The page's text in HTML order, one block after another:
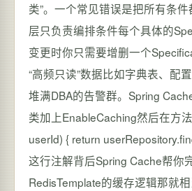
类”。一个常见错误是把所有条
层只负责编排条件每个具体的
变更时你只需要增删一个
“高频只读”数据比如字典表、配
堆满DBA的告警群。Spring
类加上EnableCaching然后在方
userId) { return
这行注解背后Spring Cache帮你
RedisTemplate的缓存逻辑那就